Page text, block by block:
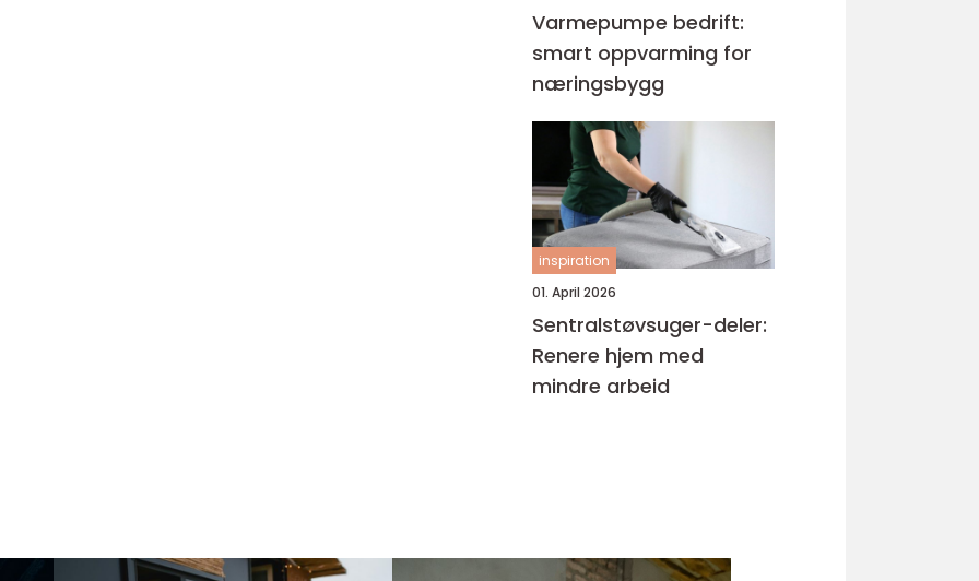
Varmepumpe bedrift:
smart oppvarming for
næringsbygg
inspiration
01. April 2026
Sentralstøvsuger-deler:
Renere hjem med
mindre arbeid